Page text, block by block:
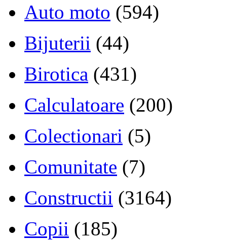
Auto moto (594)
Bijuterii (44)
Birotica (431)
Calculatoare (200)
Colectionari (5)
Comunitate (7)
Constructii (3164)
Copii (185)